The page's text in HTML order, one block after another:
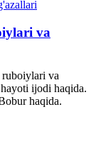
va
va
ijodi haqida.
haqida.